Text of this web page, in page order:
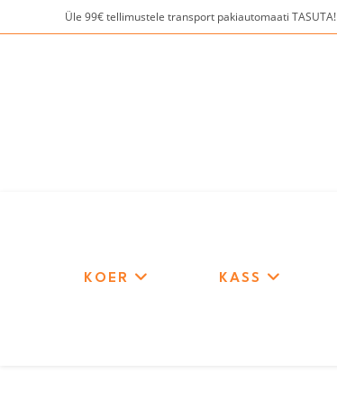
to
Üle 99€ tellimustele transport pakiautomaati TASUTA!
KOER KASS